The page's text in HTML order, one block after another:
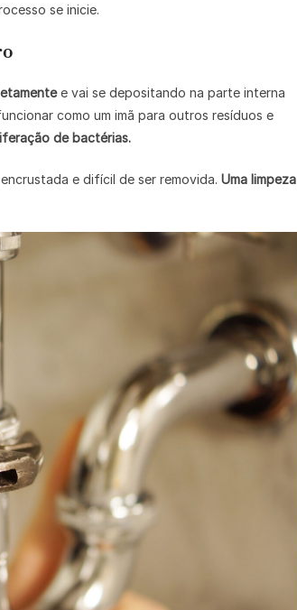
se inicie.
e vai se depositando na parte interna
como um imã para outros resíduos e
de bactérias.
e difícil de ser removida. Uma limpeza